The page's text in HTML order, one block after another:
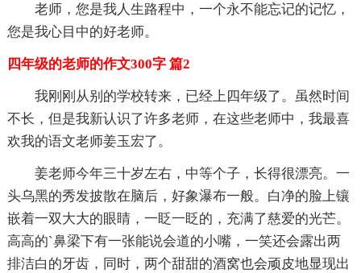
老师，您是我人生路程中，一个永不能忘记的记忆，
您是我心目中的好老师。
四年级的老师的作文300字 篇2
我刚刚从别的学校转来，已经上四年级了。虽然时间
不长，但是我新认识了许多老师，在这些老师中，我最喜
欢我的语文老师姜玉宏了。
姜老师今年三十岁左右，中等个子，长得很漂亮。一
头乌黑的秀发披散在脑后，好象瀑布一般。白净的脸上镶
嵌着一双大大的眼睛，一眨一眨的，充满了慈爱的光芒。
高高的`鼻梁下有一张能说会道的小嘴，一笑还会露出两
排洁白的牙齿，同时，两个甜甜的酒窝也会顽皮地显现出